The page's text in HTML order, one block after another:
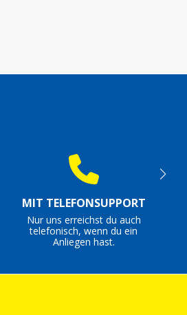
MIT TELEFONSUPPORT
Nur uns erreichst du auch
telefonisch, wenn du ein
Anliegen hast.